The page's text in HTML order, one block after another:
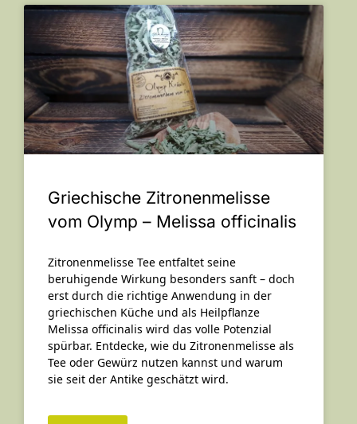
Griechische Zitronenmelisse
vom Olymp – Melissa officinalis
Zitronenmelisse Tee entfaltet seine
beruhigende Wirkung besonders sanft – doch
erst durch die richtige Anwendung in der
griechischen Küche und als Heilpflanze
Melissa officinalis wird das volle Potenzial
spürbar. Entdecke, wie du Zitronenmelisse als
Tee oder Gewürz nutzen kannst und warum
sie seit der Antike geschätzt wird.